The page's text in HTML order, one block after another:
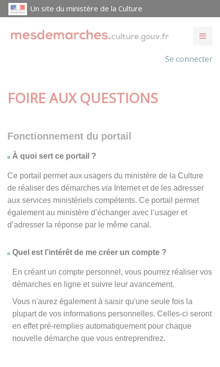
Un site du ministère de la Culture
Se connecter
FOIRE AUX QUESTIONS
Fonctionnement du portail
À quoi sert ce portail ?
Ce portail permet aux usagers du ministère de la Culture
de réaliser des démarches via Internet et de les adresser
aux services ministériels compétents. Ce portail permet
également au ministère d’échanger avec l’usager et
d’adresser la réponse par le même canal.
Quel est l’intérêt de me créer un compte ?
En créant un compte personnel, vous pourrez réaliser vos
démarches en ligne et suivre leur avancement.
Vous n'aurez également à saisir qu'une seule fois la
plupart de vos informations personnelles. Celles-ci seront
en effet pré-remplies automatiquement pour chaque
nouvelle démarche que vous entreprendrez.